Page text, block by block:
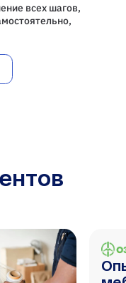
всех шагов,